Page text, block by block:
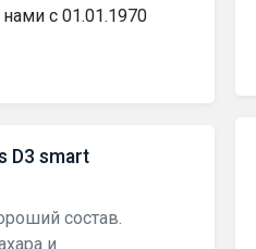
с 01.01.1970
D3 smart
состав.
и